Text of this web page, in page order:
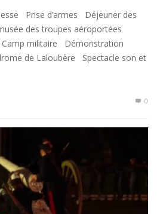
Prise d’armes Déjeuner des
des troupes aéroportées
militaire Démonstration
de Laloubère Spectacle son et
0